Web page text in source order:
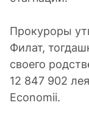
Прокуроры
Филат,
своего
12 847 902
Economii.